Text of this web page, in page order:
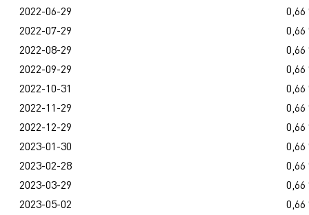
2022-06-29
0,66
2022-07-29
0,66
2022-08-29
0,66
2022-09-29
0,66
2022-10-31
0,66
2022-11-29
0,66
2022-12-29
0,66
2023-01-30
0,66
2023-02-28
0,66
2023-03-29
0,66
2023-05-02
0,66